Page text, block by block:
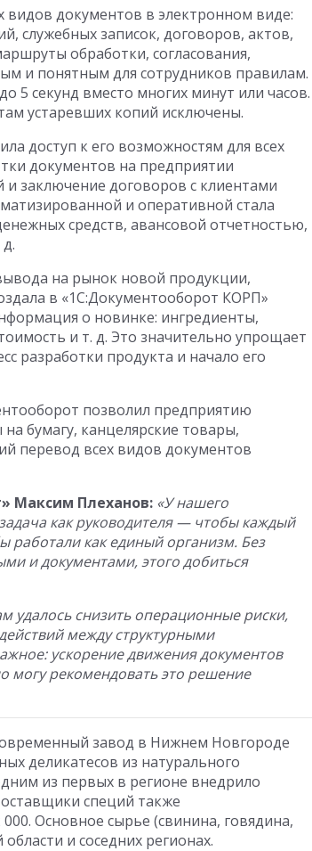
видов документов в электронном виде:
служебных записок, договоров, актов,
обработки, согласования,
и понятным для сотрудников правилам.
5 секунд вместо многих минут или часов.
устаревших копий исключены.
доступ к его возможностям для всех
документов на предприятии
и заключение договоров с клиентами
и оперативной стала
средств, авансовой отчетностью,
на рынок новой продукции,
в «1С:Документооборот КОРП»
о новинке: ингредиенты,
и т. д. Это значительно упрощает
разработки продукта и начало его
позволил предприятию
бумагу, канцелярские товары,
перевод всех видов документов
Максим Плеханов: «У нашего
как руководителя — чтобы каждый
работали как единый организм. Без
и документами, этого добиться
удалось снизить операционные риски,
между структурными
ускорение движения документов
могу рекомендовать это решение
завод в Нижнем Новгороде
деликатесов из натурального
из первых в регионе внедрило
специй также
Основное сырье (свинина, говядина,
и соседних регионах.